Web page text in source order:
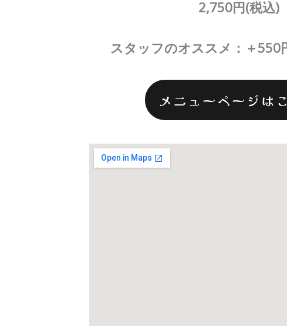
2,750円(税込)
スタッフのオススメ：＋550
メニューページは